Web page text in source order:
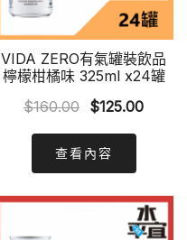
VIDA ZERO有氣罐裝飲品
檸檬柑橘味 325ml x24罐
$160.00 Original
was:
$160.00.
$125.00
查看內容